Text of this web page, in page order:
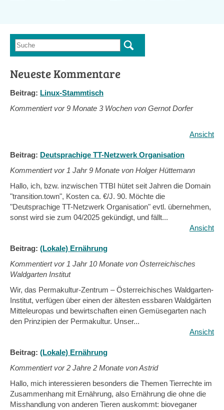
Suchformular
Suche
Neueste Kommentare
Beitrag: Linux-Stammtisch
Kommentiert vor9 Monate 3 Wochen von Gernot Dorfer
Ansicht
Beitrag: Deutsprachige TT-Netzwerk Organisation
Kommentiert vor 1 Jahr 9 Monate von Holger Hüttemann
Hallo, ich, bzw. inzwischen TTBI hütet seit Jahren die Domain
"transition.town", Kosten ca. €/J. 90. Möchte die
"Deutsprachige TT-Netzwerk Organisation" evtl. übernehmen,
sonst wird sie zum 04/2025 gekündigt, und fällt...
Ansicht
Beitrag: (Lokale) Ernährung
Kommentiert vor 1 Jahr 10 Monate von Österreichisches
Waldgarten Institut
Wir, das Permakultur-Zentrum – Österreichisches Waldgarten-
Institut, verfügen über einen der ältesten essbaren Waldgärten
Mitteleuropas und bewirtschaften einen Gemüsegarten nach
den Prinzipien der Permakultur. Unser...
Ansicht
Beitrag: (Lokale) Ernährung
Kommentiert vor2 Jahre 2 Monate von Astrid
Hallo, mich interessieren besonders die Themen Tierrechte im
Zusammenhang mit Ernährung, also Ernährung die ohne die
Misshandlung von anderen Tieren auskommt: bioveganer